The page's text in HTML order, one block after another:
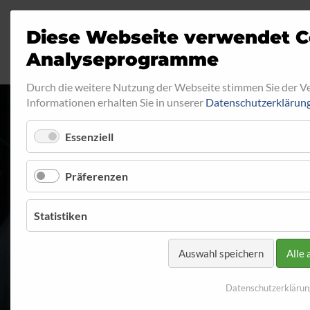
STAHLFLEX
Startseite Anwendungen Motorrad
Diese Webseite verwendet
Analyseprogramme
Durch die weitere Nutzung der Webseite stimmen Sie der
Informationen erhalten Sie in unserer
Essenziell
Präferenzen
Statistiken
Auswahl speichern Alle